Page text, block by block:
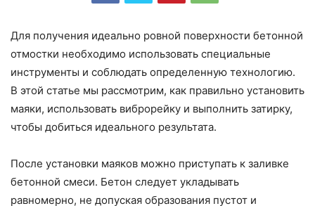
Для получения идеально ровной поверхности бетонной
отмостки необходимо использовать специальные
инструменты и соблюдать определенную технологию.
В этой статье мы рассмотрим, как правильно установить
маяки, использовать виброрейку и выполнить затирку,
чтобы добиться идеального результата.
После установки маяков можно приступать к заливке
бетонной смеси. Бетон следует укладывать
равномерно, не допуская образования пустот и